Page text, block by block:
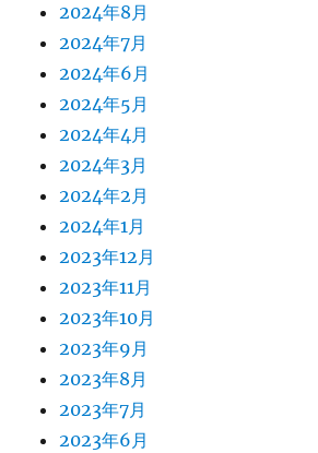
2024年8月
2024年7月
2024年6月
2024年5月
2024年4月
2024年3月
2024年2月
2024年1月
2023年12月
2023年11月
2023年10月
2023年9月
2023年8月
2023年7月
2023年6月